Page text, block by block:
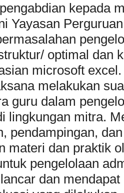
kepada
Yayasan
optimal dan
microsoft
melakukan
guru dalam
lingkungan mitra.
pendampingan,
materi dan praktik
pengelolaan
dan